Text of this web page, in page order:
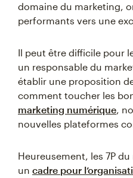
domaine du marketing,
performants vers une
Il peut être difficile pour
un responsable du
établir une proposition
comment toucher les
marketing numérique,
nouvelles plateformes
Heureusement, les 7P
un cadre pour